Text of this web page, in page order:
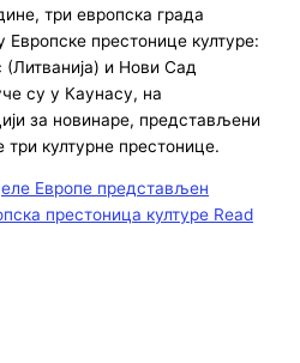
три европска града
Европске престонице културе:
и Нови Сад
су у Каунасу, на
за новинаре, представљени
три културне престонице.
Европе представљен
престоница културе Read